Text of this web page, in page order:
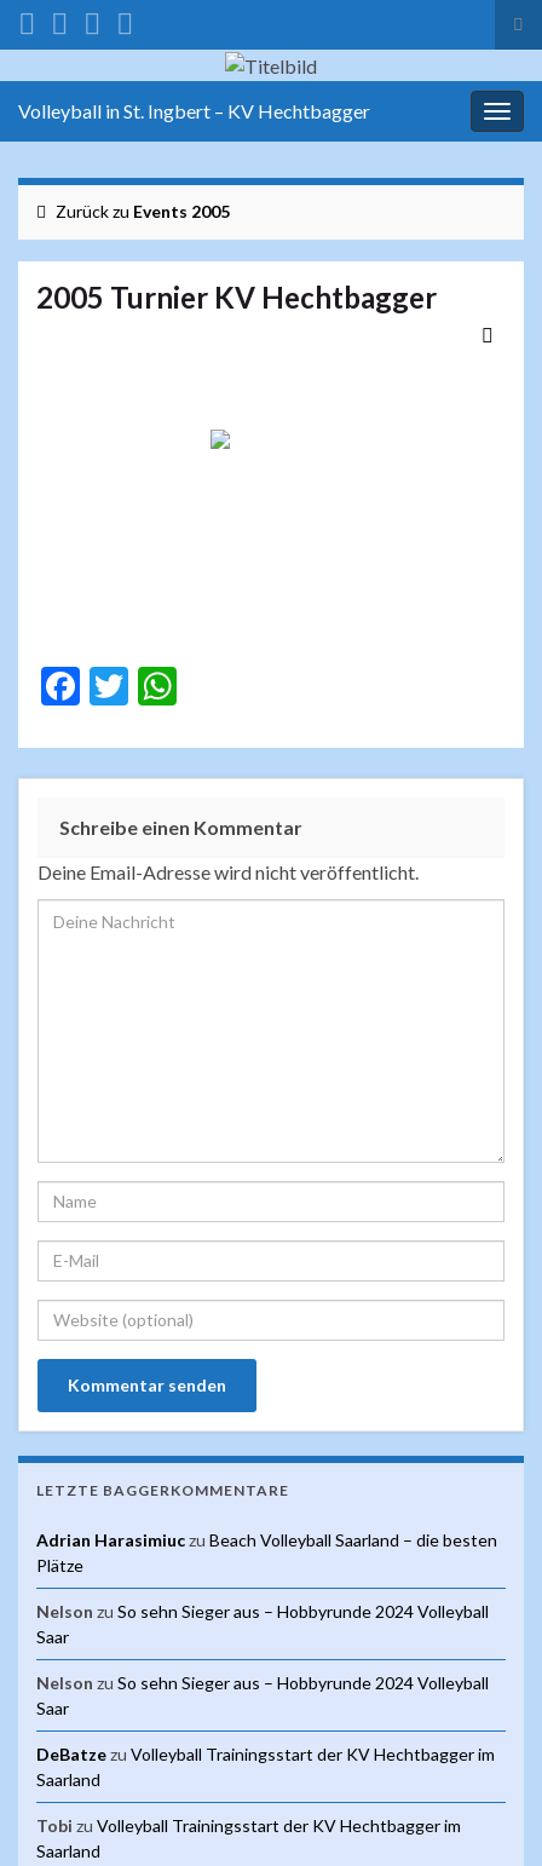
Volleyball in St. Ingbert – KV Hechtbagger
Zurück zu Events 2005
2005 Turnier KV Hechtbagger
F
e
o
o
k
T
itt at
A
p
Schreibe einen Kommentar
Deine Email-Adresse wird nicht veröffentlicht.
LETZTE BAGGERKOMMENTARE
Adrian Harasimiuczu Beach Volleyball Saarland – die besten
Plätze
Nelson zu So sehn Sieger aus – Hobbyrunde 2024 Volleyball
Saar
Nelson zu So sehn Sieger aus – Hobbyrunde 2024 Volleyball
Saar
DeBatzezu Volleyball Trainingsstart der KV Hechtbagger im
Saarland
Tobi zu Volleyball Trainingsstart der KV Hechtbagger im
Saarland